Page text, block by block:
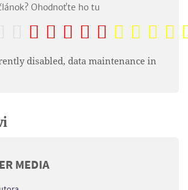
Ohodnoťte ho tu
disabled, data maintenance in
MEDIA